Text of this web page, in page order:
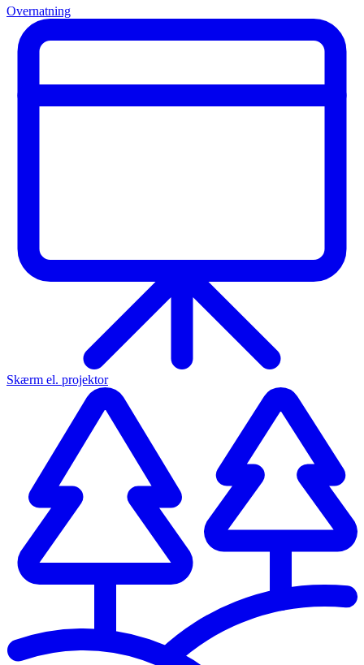
Overnatning
Skærm el. projektor